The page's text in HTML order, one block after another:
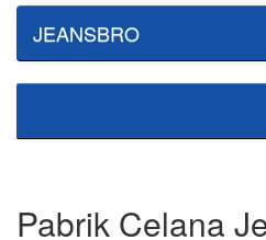
JEANSBRO
Pabrik Celana